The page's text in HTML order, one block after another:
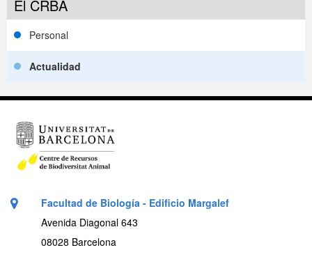
El CRBA
Personal
Actualidad
Facultad de Biología - Edificio Margalef
Avenida Diagonal 643
08028 Barcelona